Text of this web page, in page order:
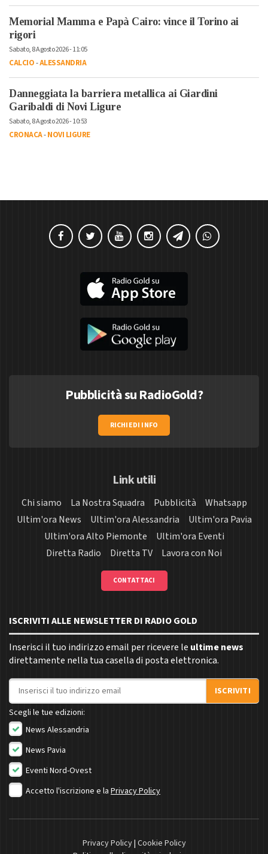
Memorial Mamma e Papà Cairo: vince il Torino ai
rigori
Sabato, 8 Agosto 2026 - 11:05
CALCIO-ALESSANDRIA
Danneggiata la barriera metallica ai Giardini
Garibaldi di Novi Ligure
Sabato, 8 Agosto 2026 - 10:53
CRONACA-NOVI LIGURE
Pubblicità su RadioGold?
RICHIEDI INFO
Link utili
Chi siamo La Nostra Squadra Pubblicità
Whatsapp
Ultim'ora News
Ultim'ora Alessandria
Ultim'ora Pavia
Ultim'ora Alto Piemonte
Ultim'ora Eventi
Diretta Radio
Diretta TV Lavora con Noi
CONTATTACI
ISCRIVITI ALLE NEWSLETTER DI RADIO GOLD
Inserisci il tuo indirizzo email per ricevere le ultime news
direttamente nella tua casella di posta elettronica.
Indirizzo email
ISCRIVITI
Scegli le tue edizioni:
News Alessandria
News Pavia
Eventi Nord-Ovest
Accetto l'iscrizione e la Privacy Policy
Privacy Policy| Cookie Policy